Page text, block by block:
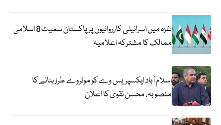
غزہ میں اسرائیلی کارروائیوں پر پاکستان سمیت 8 اسلامی
ممالک کا مشترکہ اعلامیہ
اسلام آباد ایکسپریس وے کو موٹروے طرز بنانے کا
منصوبہ، محسن نقوی کا اعلان